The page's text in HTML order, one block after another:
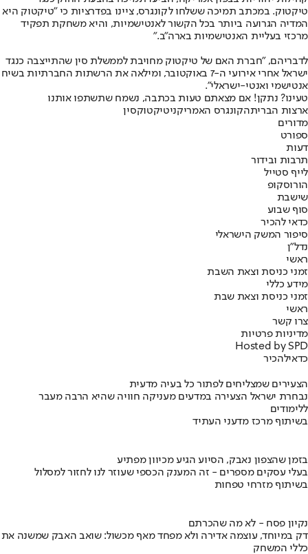
טיקטוק. במכתב תמיכה ששלחו לקונגרס, ציינו בפדרציות כי "טיקטוק היא
המדיה הגרועה ביותר בכל הקשור לאנטישמיות, והיא משחקת תפקיד
מרכזי בעליית האנטישמיות בארה"ב."
לדבריהם, "חברת האם של טיקטוק מחויבת לממשלת סין שהתייצבה כנגד
ישראל אחרי אירועי ה-7 באוקטובר, ומילאה את הרשתות החברתיות בשיח
אנטישמי ואנטי-ישראלי".
טעינו? נתקן! אם מצאתם טעות בכתבה, נשמח שתשתפו אותנו
ארצות הבריתהקונגרס האמריקניטיקטוקסין
מדורים
ספורט
דעות
תרבות ובידור
לייף סטייל
הורוסקופ
שישבת
סוף שבוע
כדאי להכיר
סיפור המשק הישראלי
נדל"ן
ראשי
זמני כניסת וצאת השבת
מידע כללי
זמני כניסת וצאת שבת
ראשי
צרו קשר
מדיניות פרטיות
Hosted by SPD
כדאילהכיר
הצעירים שמצליחים לפתור כל בעיה מדעית
נבחרת ישראל הצעירה במדעים מעניקה חוויה שהיא הרבה מעבר
ללימודים
בשיתוף מרכז מדעני העתיד
בזמן שהצפון נאבק, הסיוע הגיע מכיוון מפתיע
בעלי עסקים מספרים - זה המענק הכספי שעוזר לנו לחזור למסלול
בשיתוף מזרחי טפחות
נקיון פסח - לא מה שהכרתם
דק במיוחד, עוצמה אדירה ולא מפחד מאף מכשול: שואב האבק שמשנה את
כללי המשחק